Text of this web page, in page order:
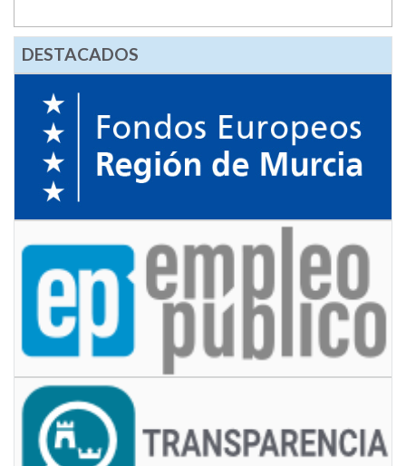
DESTACADOS